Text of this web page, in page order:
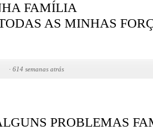
FAMÍLIA
AS MINHAS
· 614 semanas atrás
PROBLEMAS